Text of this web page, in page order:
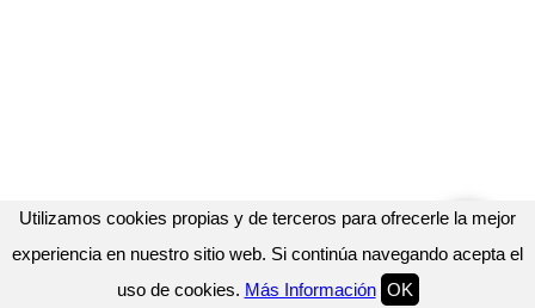
Utilizamos cookies propias y de terceros para ofrecerle la mejor
experiencia en nuestro sitio web. Si continúa navegando acepta el
uso de cookies. Más Información OK